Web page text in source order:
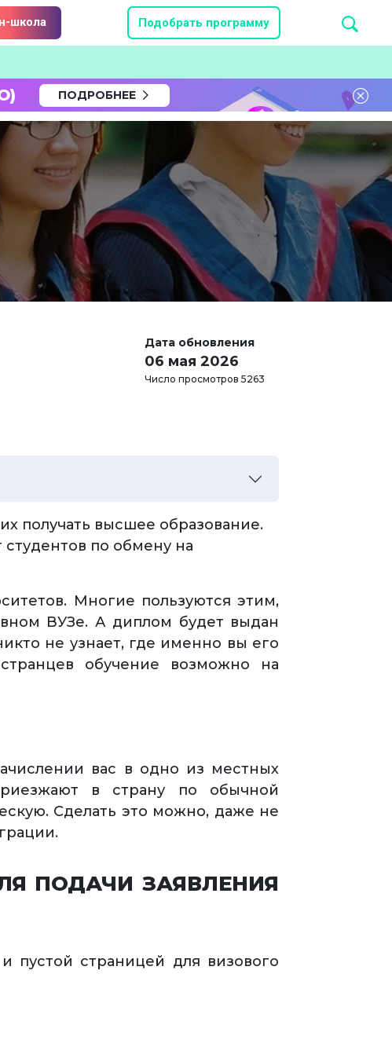
школа Подобрать программу
ПОДРОБНЕЕ
Дата обновления
06 мая 2026
Число просмотров 5263
получать высшее образование.
по обмену на
Многие пользуются этим,
ВУЗе. А диплом будет выдан
не узнает, где именно вы его
обучение возможно на
вас в одно из местных
в страну по обычной
Сделать это можно, даже не
ПОДАЧИ ЗАЯВЛЕНИЯ
пустой страницей для визового